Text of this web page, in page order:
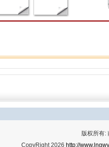
版权所有:
CopyRight 2026 http://